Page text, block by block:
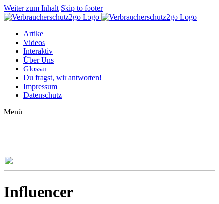
Weiter zum Inhalt Skip to footer
Artikel
Videos
Interaktiv
Über Uns
Glossar
Du fragst, wir antworten!
Impressum
Datenschutz
Menü
Influencer